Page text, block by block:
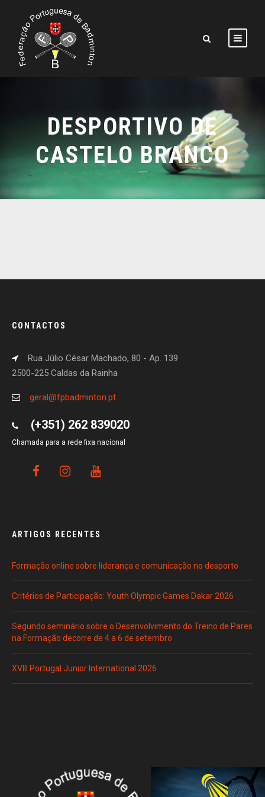
DESPORTIVO DE
CASTELO BRANCO
CONTACTOS
Rua Júlio César Machado, 80 - Ap. 139
2500-225 Caldas da Rainha
geral@fpbadminton.pt
(+351) 262 839020
Chamada para a rede fixa nacional
ARTIGOS RECENTES
Formação online sobre liderança e comunicação no desporto
Critérios de Participação: Youth Olympic Games Dakar 2026
Segundo seminário sobre o Desenvolvimento do Treino de Pares
na Formação decorre de 4 a 6 de setembro
XVIII Portugal Junior International 2026